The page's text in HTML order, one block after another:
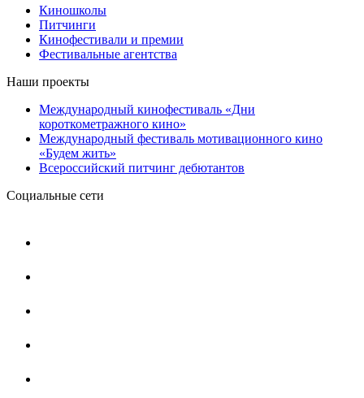
Киношколы
Питчинги
Кинофестивали и премии
Фестивальные агентства
Наши проекты
Международный кинофестиваль «Дни
короткометражного кино»
Международный фестиваль мотивационного кино
«Будем жить»
Всероссийский питчинг дебютантов
Социальные сети